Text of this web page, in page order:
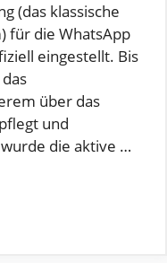
(das klassische
für die WhatsApp
eingestellt. Bis
über das
und
die aktive …